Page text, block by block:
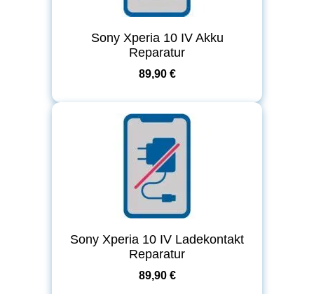
Sony Xperia 10 IV Akku
Reparatur
89,90 €
Sony Xperia 10 IV Ladekontakt
Reparatur
89,90 €